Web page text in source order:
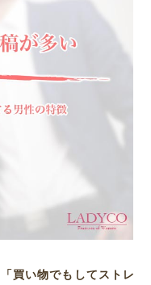
「買い物でもしてストレ